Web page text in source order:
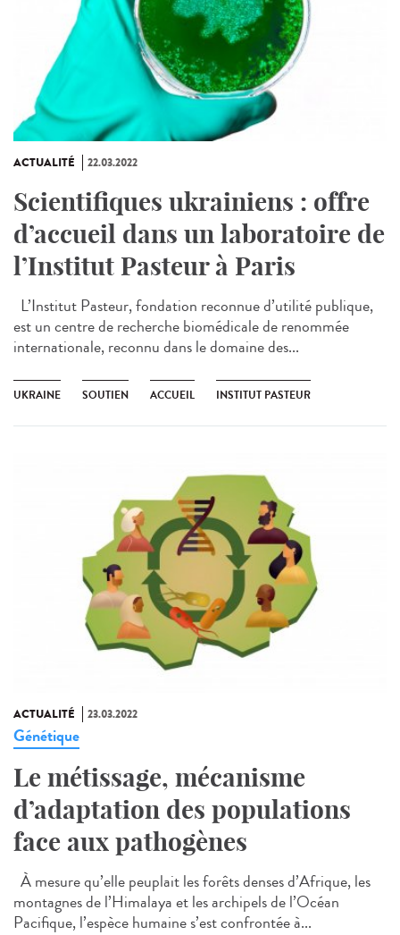
ACTUALITÉ 22.03.2022
Scientifiques ukrainiens : offre
d’accueil dans un laboratoire de
l’Institut Pasteur à Paris
L’Institut Pasteur, fondation reconnue d’utilité publique,
est un centre de recherche biomédicale de renommée
internationale, reconnu dans le domaine des...
UKRAINE SOUTIEN ACCUEIL INSTITUT PASTEUR
ACTUALITÉ 23.03.2022
Génétique
Le métissage, mécanisme
d’adaptation des populations
face aux pathogènes
À mesure qu’elle peuplait les forêts denses d’Afrique, les
montagnes de l’Himalaya et les archipels de l’Océan
Pacifique, l’espèce humaine s’est confrontée à...